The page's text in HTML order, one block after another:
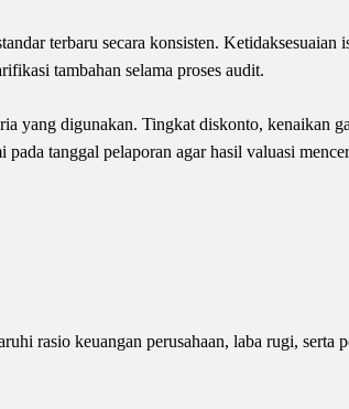
terbaru secara konsisten. Ketidaksesuaian
tambahan selama proses audit.
yang digunakan. Tingkat diskonto, kenaikan
tanggal pelaporan agar hasil valuasi
rasio keuangan perusahaan, laba rugi, serta